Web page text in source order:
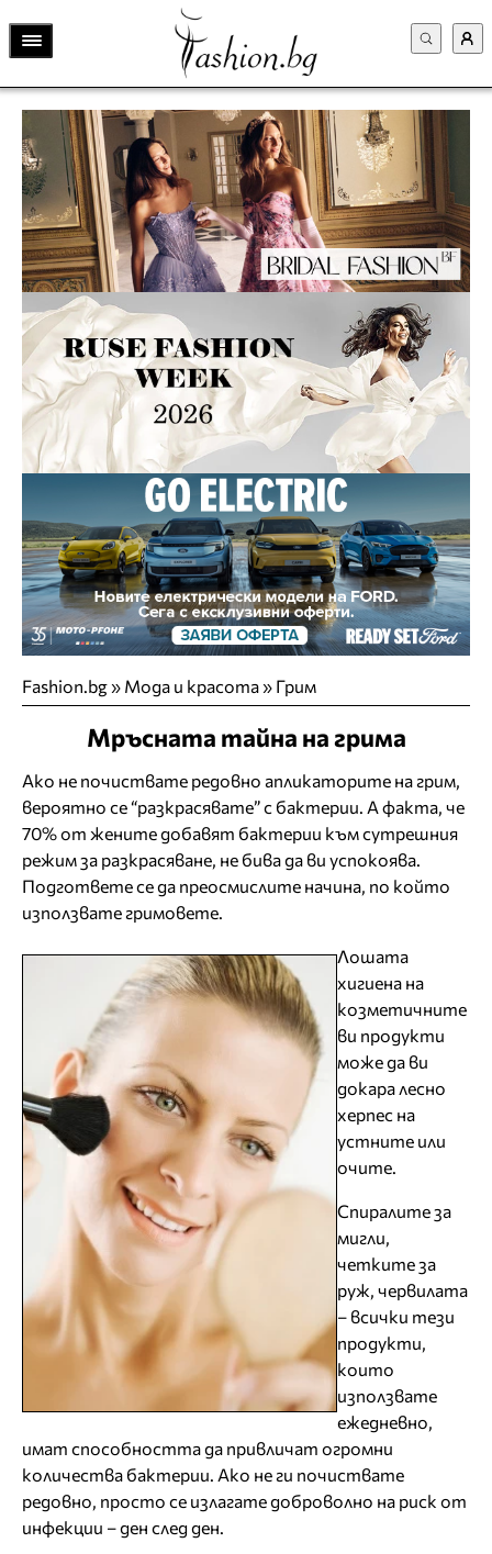
Fashion.bg» Мода и красота» Грим
Мръсната тайна на грима
Ако не почиствате редовно апликаторите на грим,
вероятно се “разкрасявате” с бактерии. А факта, че
70% от жените добавят бактерии към сутрешния
режим за разкрасяване, не бива да ви успокоява.
Подгответе се да преосмислите начина, по който
използвате гримовете.
Лошата
хигиена на
козметичните
ви продукти
може да ви
докара лесно
херпес на
устните или
очите.
Спиралите за
мигли,
четките за
руж, червилата
– всички тези
продукти,
които
използвате
ежедневно,
имат способността да привличат огромни
количества бактерии. Ако не ги почиствате
редовно, просто се излагате доброволно на риск от
инфекции – ден след ден.